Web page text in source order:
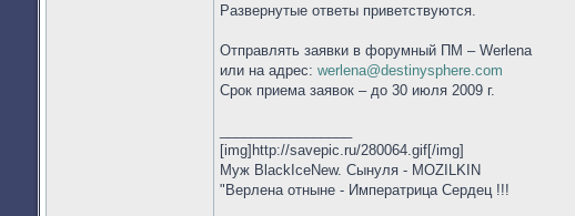
Развернутые ответы приветствуются.
Отправлять заявки в форумный ПМ – Werlena
или на адрес: werlena@destinysphere.com
Срок приема заявок – до 30 июля 2009 г.
[img]http://savepic.ru/280064.gif[/img]
Муж BlackIceNew. Сынуля - MOZILKIN
"Верлена отныне - Императрица Сердец !!!